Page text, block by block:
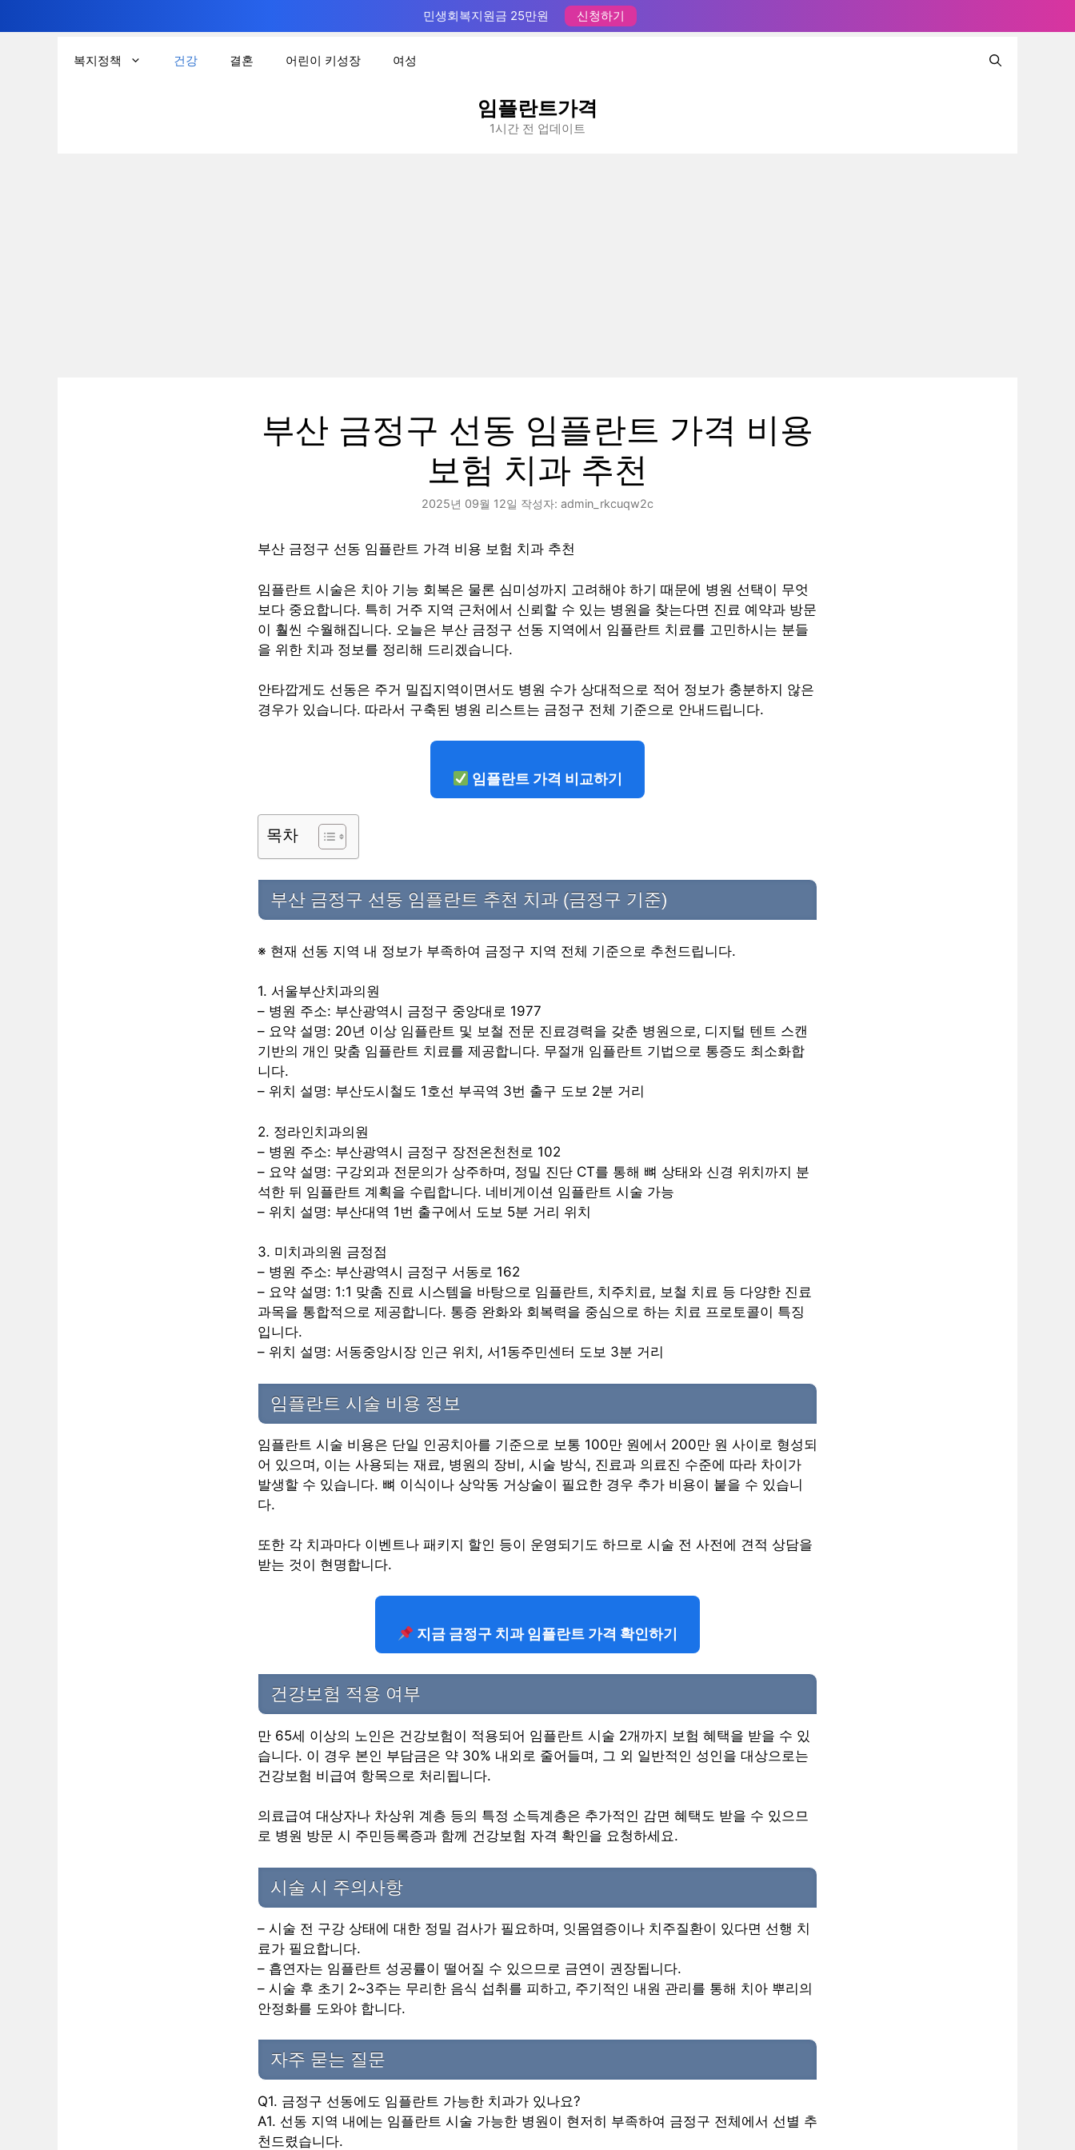
민생회복지원금 25만원 신청하기
복지정책 건강 결혼 어린이 키성장 여성
임플란트가격
1시간 전 업데이트
부산 금정구 선동 임플란트 가격 비용
보험 치과 추천
2025년 09월 12일 작성자: admin_rkcuqw2c
부산 금정구 선동 임플란트 가격 비용 보험 치과 추천
임플란트 시술은 치아 기능 회복은 물론 심미성까지 고려해야 하기 때문에 병원 선택이 무엇
보다 중요합니다. 특히 거주 지역 근처에서 신뢰할 수 있는 병원을 찾는다면 진료 예약과 방문
이 훨씬 수월해집니다. 오늘은 부산 금정구 선동 지역에서 임플란트 치료를 고민하시는 분들
을 위한 치과 정보를 정리해 드리겠습니다.
안타깝게도 선동은 주거 밀집지역이면서도 병원 수가 상대적으로 적어 정보가 충분하지 않은
경우가 있습니다. 따라서 구축된 병원 리스트는 금정구 전체 기준으로 안내드립니다.
임플란트 가격 비교하기
목차
부산 금정구 선동 임플란트 추천 치과 (금정구 기준)
※ 현재 선동 지역 내 정보가 부족하여 금정구 지역 전체 기준으로 추천드립니다.
1. 서울부산치과의원
– 병원 주소: 부산광역시 금정구 중앙대로 1977
– 요약 설명: 20년 이상 임플란트 및 보철 전문 진료경력을 갖춘 병원으로, 디지털 텐트 스캔
기반의 개인 맞춤 임플란트 치료를 제공합니다. 무절개 임플란트 기법으로 통증도 최소화합
니다.
– 위치 설명: 부산도시철도 1호선 부곡역 3번 출구 도보 2분 거리
2. 정라인치과의원
– 병원 주소: 부산광역시 금정구 장전온천천로 102
– 요약 설명: 구강외과 전문의가 상주하며, 정밀 진단 CT를 통해 뼈 상태와 신경 위치까지 분
석한 뒤 임플란트 계획을 수립합니다. 네비게이션 임플란트 시술 가능
– 위치 설명: 부산대역 1번 출구에서 도보 5분 거리 위치
3. 미치과의원 금정점
– 병원 주소: 부산광역시 금정구 서동로 162
– 요약 설명: 1:1 맞춤 진료 시스템을 바탕으로 임플란트, 치주치료, 보철 치료 등 다양한 진료
과목을 통합적으로 제공합니다. 통증 완화와 회복력을 중심으로 하는 치료 프로토콜이 특징
입니다.
– 위치 설명: 서동중앙시장 인근 위치, 서1동주민센터 도보 3분 거리
임플란트 시술 비용 정보
임플란트 시술 비용은 단일 인공치아를 기준으로 보통 100만 원에서 200만 원 사이로 형성되
어 있으며, 이는 사용되는 재료, 병원의 장비, 시술 방식, 진료과 의료진 수준에 따라 차이가
발생할 수 있습니다. 뼈 이식이나 상악동 거상술이 필요한 경우 추가 비용이 붙을 수 있습니
다.
또한 각 치과마다 이벤트나 패키지 할인 등이 운영되기도 하므로 시술 전 사전에 견적 상담을
받는 것이 현명합니다.
지금 금정구 치과 임플란트 가격 확인하기
건강보험 적용 여부
만 65세 이상의 노인은 건강보험이 적용되어 임플란트 시술 2개까지 보험 혜택을 받을 수 있
습니다. 이 경우 본인 부담금은 약 30% 내외로 줄어들며, 그 외 일반적인 성인을 대상으로는
건강보험 비급여 항목으로 처리됩니다.
의료급여 대상자나 차상위 계층 등의 특정 소득계층은 추가적인 감면 혜택도 받을 수 있으므
로 병원 방문 시 주민등록증과 함께 건강보험 자격 확인을 요청하세요.
시술 시 주의사항
– 시술 전 구강 상태에 대한 정밀 검사가 필요하며, 잇몸염증이나 치주질환이 있다면 선행 치
료가 필요합니다.
– 흡연자는 임플란트 성공률이 떨어질 수 있으므로 금연이 권장됩니다.
– 시술 후 초기 2~3주는 무리한 음식 섭취를 피하고, 주기적인 내원 관리를 통해 치아 뿌리의
안정화를 도와야 합니다.
자주 묻는 질문
Q1. 금정구 선동에도 임플란트 가능한 치과가 있나요?
A1. 선동 지역 내에는 임플란트 시술 가능한 병원이 현저히 부족하여 금정구 전체에서 선별 추
천드렸습니다.